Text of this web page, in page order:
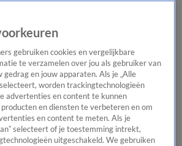
Regionieuws Het beste van Hart
Tip de
gebruiken cookies en vergelijkbare
te verzamelen over jou als gebruiker van
gedrag en jouw apparaten. Als je „Alle
worden trackingtechnologieën
advertenties en content te kunnen
en diensten te verbeteren en om
en content te meten. Als je
selecteert of je toestemming intrekt,
uitgeschakeld. We gebruiken